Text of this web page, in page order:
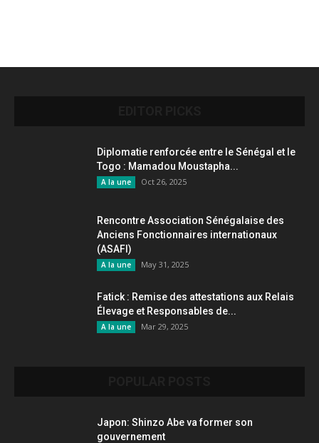
Diplomatie renforcée entre le Sénégal et le
Togo : Mamadou Moustapha...
A la une Oct 26, 2025
Rencontre Association Sénégalaise des
Anciens Fonctionnaires internationaux
(ASAFI)
A la une May 31, 2025
Fatick : Remise des attestations aux Relais
Élevage et Responsables de...
A la une Mar 29, 2025
Japon: Shinzo Abe va former son
gouvernement